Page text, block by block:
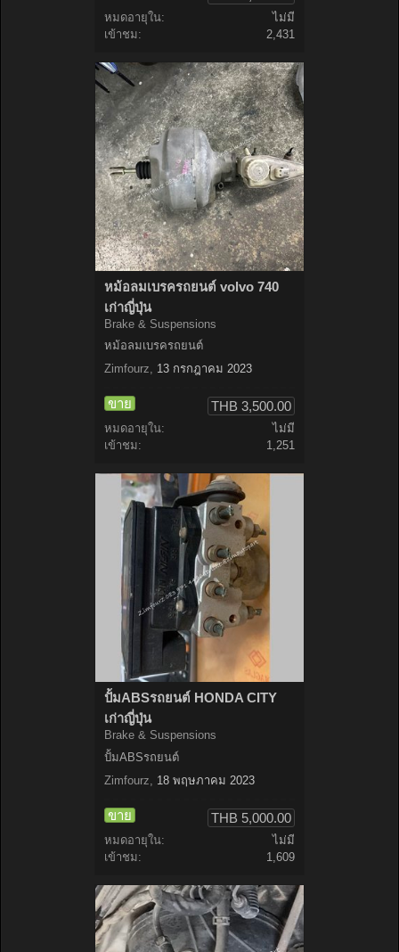
หมดอายุใน:
ไม่มี
เข้าชม:
2,431
หม้อลมเบรครถยนต์ volvo 740
เก่าญี่ปุ่น
Brake & Suspensions
หม้อลมเบรครถยนต์
Zimfourz, 13 กรกฎาคม 2023
ขาย THB 3,500.00
หมดอายุใน:
ไม่มี
เข้าชม:
1,251
ปั้มABSรถยนต์ HONDA CITY
เก่าญี่ปุ่น
Brake & Suspensions
ปั้มABSรถยนต์
Zimfourz
18 พฤษภาคม 2023
ขาย THB 5,000.00
หมดอายุใน:
ไม่มี
เข้าชม:
1,609